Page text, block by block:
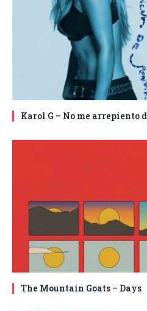
Karol G – No me arrepiento
The Mountain Goats – Days